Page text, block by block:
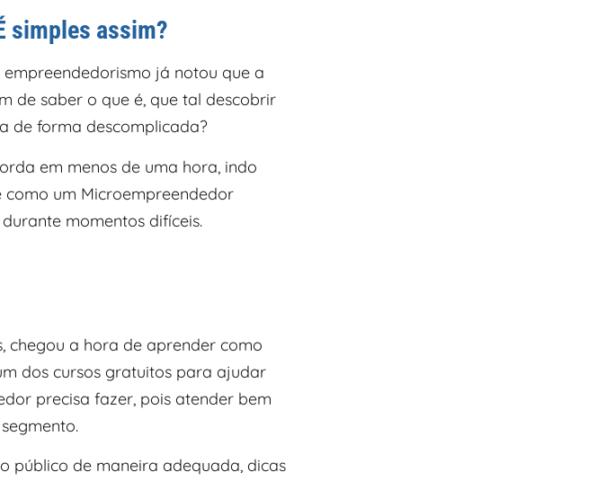
simples assim?
já notou que a
de saber o que é, que tal descobrir
de forma descomplicada?
em menos de uma hora, indo
um Microempreendedor
momentos difíceis.
chegou a hora de aprender como
dos cursos gratuitos para ajudar
precisa fazer, pois atender bem
público de maneira adequada, dicas